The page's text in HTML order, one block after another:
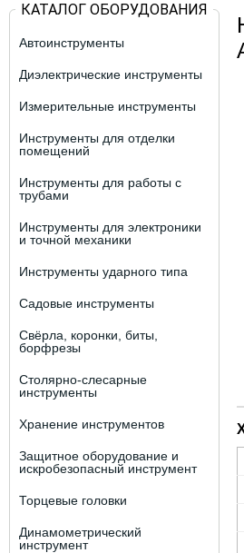
КАТАЛОГ ОБОРУДОВАНИЯ
Автоинструменты
Диэлектрические инструменты
Измерительные инструменты
Инструменты для отделки
помещений
Инструменты для работы с
трубами
Инструменты для электроники
и точной механики
Инструменты ударного типа
Садовые инструменты
Свёрла, коронки, биты,
борфрезы
Столярно-слесарные
инструменты
Хранение инструментов
Защитное оборудование и
искробезопасный инструмент
Торцевые головки
Динамометрический
инструмент